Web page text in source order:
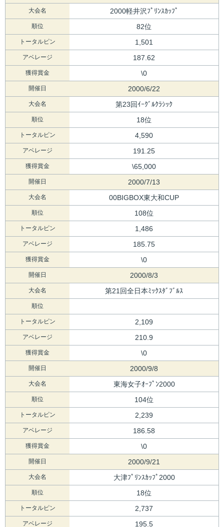
大会名 2000軽井沢ﾌﾟﾘﾝｽｶｯﾌﾟ
順位 82位
トータルピン 1,501
アベレージ 187.62
獲得賞金 \0
開催日 2000/6/22
大会名 第23回ｲｰｸﾞﾙｸﾗｼｯｸ
順位 18位
トータルピン 4,590
アベレージ 191.25
獲得賞金 \65,000
開催日 2000/7/13
大会名 00BIGBOX東大和CUP
順位 108位
トータルピン 1,486
アベレージ 185.75
獲得賞金 \0
開催日 2000/8/3
大会名 第21回全日本ﾐｯｸｽﾀﾞﾌﾞﾙｽ
順位
トータルピン 2,109
アベレージ 210.9
獲得賞金 \0
開催日 2000/9/8
大会名 東海女子ｵｰﾌﾟﾝ2000
順位 104位
トータルピン 2,239
アベレージ 186.58
獲得賞金 \0
開催日 2000/9/21
大会名 大津ﾌﾟﾘﾝｽｶｯﾌﾟ2000
順位 18位
トータルピン 2,737
アベレージ 195.5